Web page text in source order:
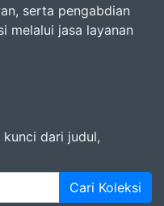
serta pengabdian
melalui jasa layanan
dari judul,
Cari Koleksi